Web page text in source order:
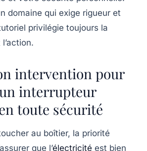
domaine qui exige rigueur et
privilégie toujours la
intervention pour
interrupteur
toute sécurité
au boîtier, la priorité
que l’électricité est bien